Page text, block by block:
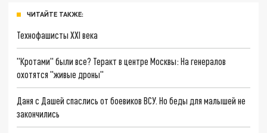
ЧИТАЙТЕ ТАКЖЕ:
Технофашисты XXI века
"Кротами" были все? Теракт в центре Москвы: На генералов
охотятся "живые дроны"
Даня с Дашей спаслись от боевиков ВСУ. Но беды для малышей не
закончились